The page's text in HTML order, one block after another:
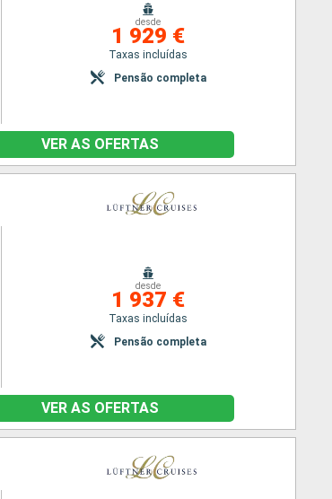
desde
1 929 €
Taxas incluídas
Pensão completa
VER AS OFERTAS
desde
1 937 €
Taxas incluídas
Pensão completa
VER AS OFERTAS